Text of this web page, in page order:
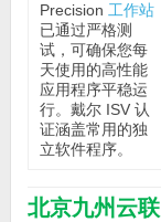
Precision 工作站
已通过严格测
试，可确保您每
天使用的高性能
应用程序平稳运
行。戴尔 ISV 认
证涵盖常用的独
立软件程序。
北京九州云